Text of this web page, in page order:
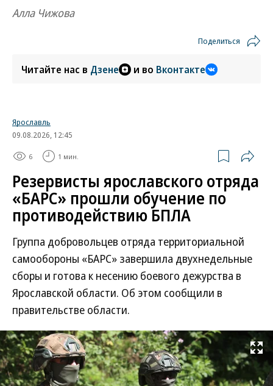
Алла Чижова
Поделиться
Читайте нас в Дзене и во Вконтакте
Ярославль
09.08.2026, 12:45
6 1 мин.
Резервисты ярославского отряда
«БАРС» прошли обучение по
противодействию БПЛА
Группа добровольцев отряда территориальной
самообороны «БАРС» завершила двухнедельные
сборы и готова к несению боевого дежурства в
Ярославской области. Об этом сообщили в
правительстве области.
Развернуть